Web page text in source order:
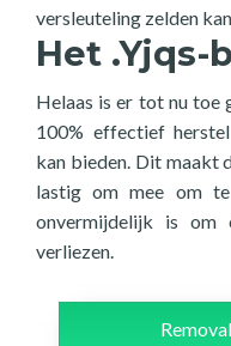
versleuteling zelden
Het .Yjqs-
Helaas is er tot nu toe
100% effectief
kan bieden. Dit maakt
lastig om mee om
onvermijdelijk is om
verliezen.